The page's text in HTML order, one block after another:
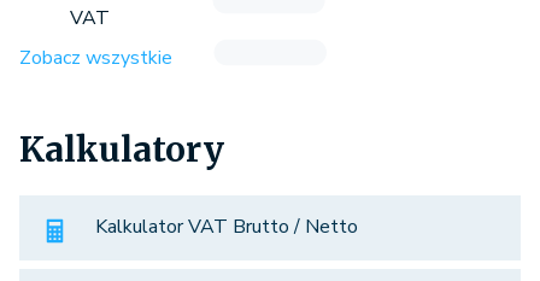
VAT
Zobacz wszystkie
Kalkulatory
Kalkulator VAT Brutto / Netto